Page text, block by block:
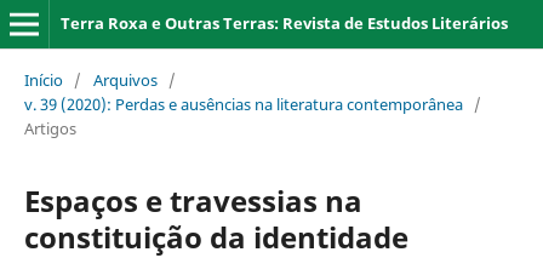
Terra Roxa e Outras Terras: Revista de Estudos Literários
Início / Arquivos /
v. 39 (2020): Perdas e ausências na literatura contemporânea /
Artigos
Espaços e travessias na
constituição da identidade